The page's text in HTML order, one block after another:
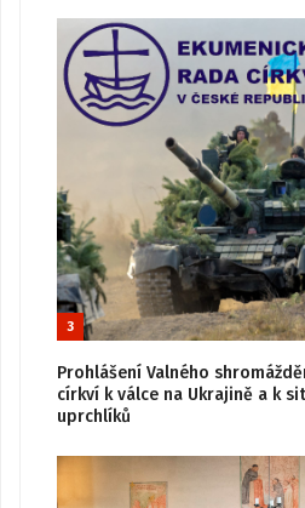
3
Prohlášení Valného
církví k válce na Ukrajině a k
uprchlíků